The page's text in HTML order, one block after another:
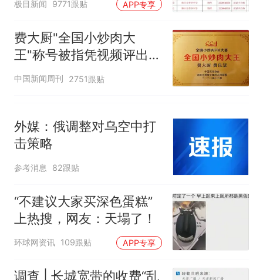
聘，成立调查组全面核查
极目新闻 9771跟贴 APP专享
费大厨"全国小炒肉大
王"称号被指凭视频评出
官方回应
中国新闻周刊 2751跟贴
外媒：俄调整对乌空中打
击策略
参考消息 82跟贴
“不建议大家买深色蛋糕”
上热搜，网友：天塌了！
环球网资讯 109跟贴 APP专享
调查 | 长城宽带的收费“乱